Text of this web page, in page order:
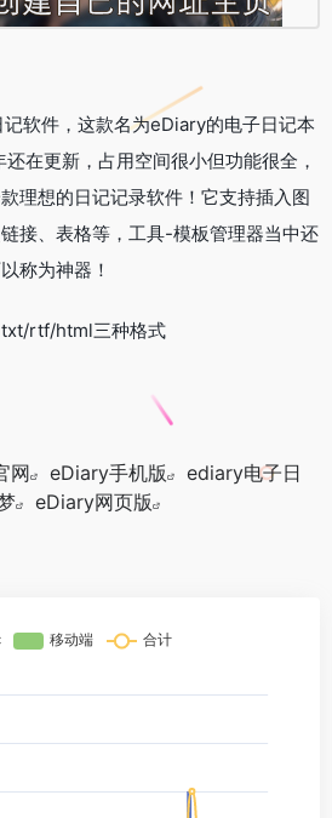
软件，这款名为eDiary的电子日记本
在更新，占用空间很小但功能很全，
理想的日记记录软件！它支持插入图
接、表格等，工具-模板管理器当中还
称为神器！
txt/rtf/html三种格式
网 eDiary手机版
ediary电子日
eDiary网页版